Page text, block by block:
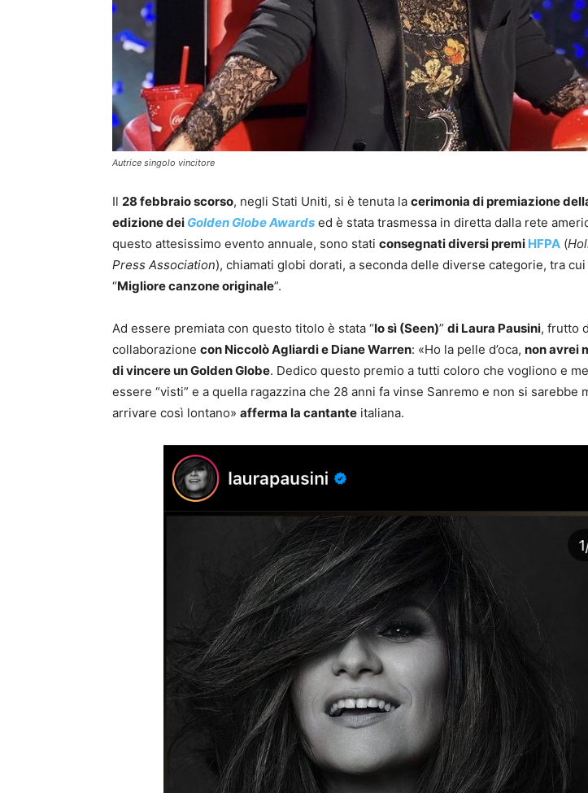
Autrice singolo vincitore
Il 28 febbraio scorso, negli Stati Uniti, si è tenuta la cerimonia di premiazione
edizione dei Golden Globe Awards ed è stata trasmessa in diretta dalla rete
questo attesissimo evento annuale, sono stati consegnati diversi premi HFPA (
Press Association), chiamati globi dorati, a seconda delle diverse categorie, tra
“Migliore canzone originale”.
Ad essere premiata con questo titolo è stata “Io sì (Seen)” di Laura Pausini, frutto
collaborazione con Niccolò Agliardi e Diane Warren: «Ho la pelle d’oca, non avrei
di vincere un Golden Globe. Dedico questo premio a tutti coloro che vogliono e
essere “visti” e a quella ragazzina che 28 anni fa vinse Sanremo e non si sarebbe
arrivare così lontano» afferma la cantante italiana.